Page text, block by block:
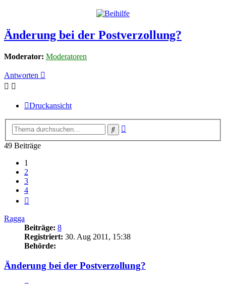
Änderung bei der Postverzollung?
Moderator: Moderatoren
Antworten
Druckansicht
Suche
49 Beiträge
1
2
3
4
Ragga
Beiträge: 8
Registriert: 30. Aug 2011, 15:38
Behörde:
Änderung bei der Postverzollung?